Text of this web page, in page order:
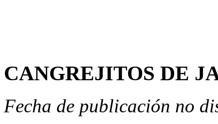
CANGREJITOS DE
Fecha de publicación no